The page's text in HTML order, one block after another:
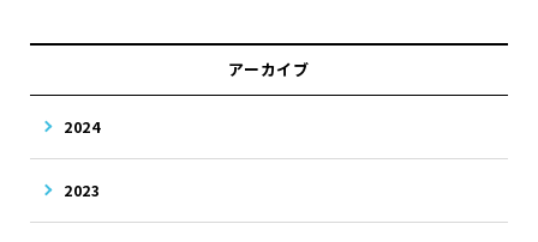
アーカイブ
2024
2023